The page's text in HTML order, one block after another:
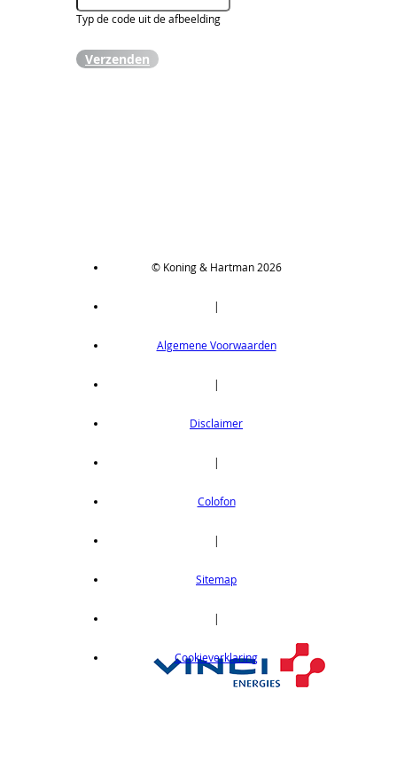
Typ de code uit de afbeelding
Verzenden
© Koning & Hartman 2026
|
Algemene Voorwaarden
|
Disclaimer
|
Colofon
|
Sitemap
|
Cookieverklaring